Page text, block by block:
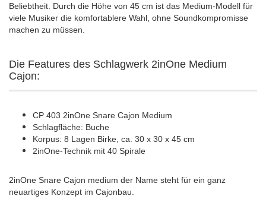
Beliebtheit. Durch die Höhe von 45 cm ist das Medium-Modell für
viele Musiker die komfortablere Wahl, ohne Soundkompromisse
machen zu müssen.
Die Features des Schlagwerk 2inOne Medium
Cajon:
CP 403 2inOne Snare Cajon Medium
Schlagfläche: Buche
Korpus: 8 Lagen Birke, ca. 30 x 30 x 45 cm
2inOne-Technik mit 40 Spirale
2inOne Snare Cajon medium der Name steht für ein ganz
neuartiges Konzept im Cajonbau.